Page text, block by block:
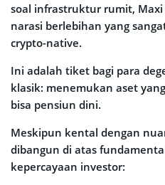
soal infrastruktur rumit,
narasi berlebihan yang
crypto-native.
Ini adalah tiket bagi para
klasik: menemukan aset
bisa pensiun dini.
Meskipun kental dengan
dibangun di atas
kepercayaan investor: